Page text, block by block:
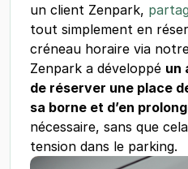
un client Zenpark,
tout simplement en
créneau horaire via
Zenpark a développé un
de réserver une place
sa borne et d’en
nécessaire, sans que
tension dans le parking.